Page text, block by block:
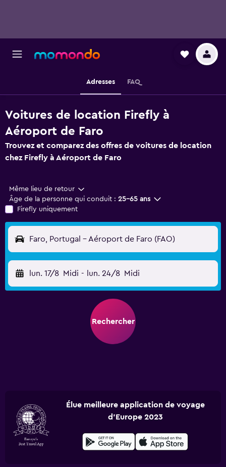
Adresses FAQ
Voitures de location Firefly à
Aéroport de Faro
Trouvez et comparez des offres de voitures de location
chez Firefly à Aéroport de Faro
Même lieu de retour
Âge de la personne qui conduit : 25-65 ans
Firefly uniquement
Faro, Portugal - Aéroport de Faro (FAO)
lun. 17/8 Midi - lun. 24/8 Midi
Rechercher
Élue meilleure application de voyage
d'Europe 2023